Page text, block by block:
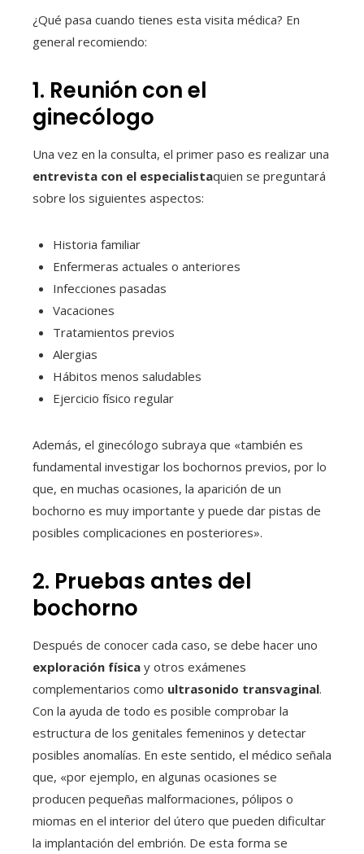
¿Qué pasa cuando tienes esta visita médica? En
general recomiendo:
1. Reunión con el
ginecólogo
Una vez en la consulta, el primer paso es realizar una
entrevista con el especialistaquien se preguntará
sobre los siguientes aspectos:
Historia familiar
Enfermeras actuales o anteriores
Infecciones pasadas
Vacaciones
Tratamientos previos
Alergias
Hábitos menos saludables
Ejercicio físico regular
Además, el ginecólogo subraya que «también es
fundamental investigar los bochornos previos, por lo
que, en muchas ocasiones, la aparición de un
bochorno es muy importante y puede dar pistas de
posibles complicaciones en posteriores».
2. Pruebas antes del
bochorno
Después de conocer cada caso, se debe hacer uno
exploración física y otros exámenes
complementarios como ultrasonido transvaginal.
Con la ayuda de todo es posible comprobar la
estructura de los genitales femeninos y detectar
posibles anomalías. En este sentido, el médico señala
que, «por ejemplo, en algunas ocasiones se
producen pequeñas malformaciones, pólipos o
miomas en el interior del útero que pueden dificultar
la implantación del embrión. De esta forma se